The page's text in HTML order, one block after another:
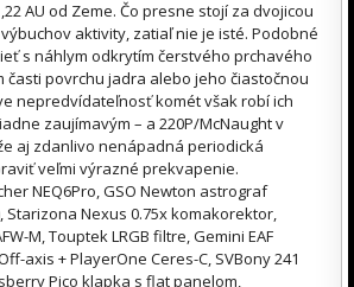
AU od Zeme. Čo presne stojí za dvojicou
aktivity, zatiaľ nie je isté. Podobné
s náhlym odkrytím čerstvého prchavého
časti povrchu jadra alebo jeho čiastočnou
nepredvídateľnosť komét však robí ich
zaujímavým – a 220P/McNaught v
aj zdanlivo nenápadná periodická
veľmi výrazné prekvapenie.
NEQ6Pro, GSO Newton astrograf
Starizona Nexus 0.75x komakorektor,
M, Touptek LRGB filtre, Gemini EAF
axis + PlayerOne Ceres-C, SVBony 241
Pico klapka s flat panelom,